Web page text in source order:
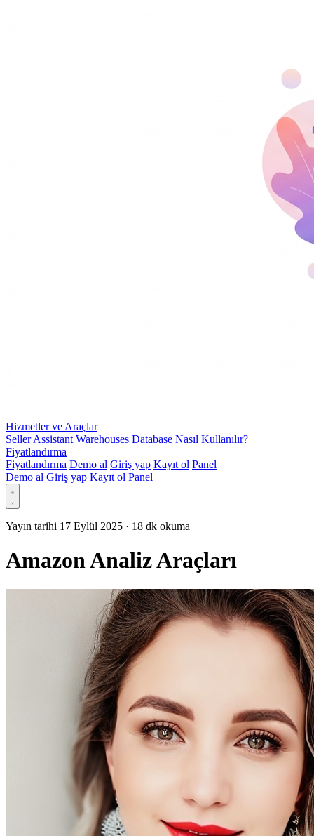
Hizmetler ve Araçlar
Seller Assistant Warehouses Database Nasıl Kullanılır?
Fiyatlandırma
Fiyatlandırma Demo al Giriş yap Kayıt ol Panel
Demo al Giriş yap Kayıt ol Panel
Yayın tarihi 17 Eylül 2025 · 18 dk okuma
Amazon Analiz Araçları